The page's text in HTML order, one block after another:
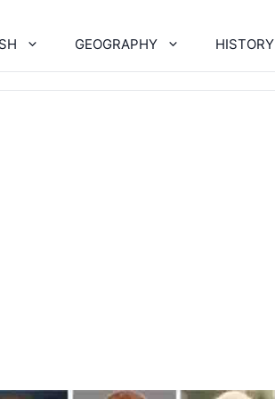
GEOGRAPHY HISTORY